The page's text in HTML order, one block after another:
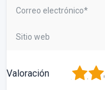
Valoración 3
2